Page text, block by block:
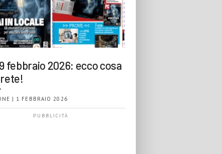
febbraio 2026: ecco cosa
| 1 FEBBRAIO 2026